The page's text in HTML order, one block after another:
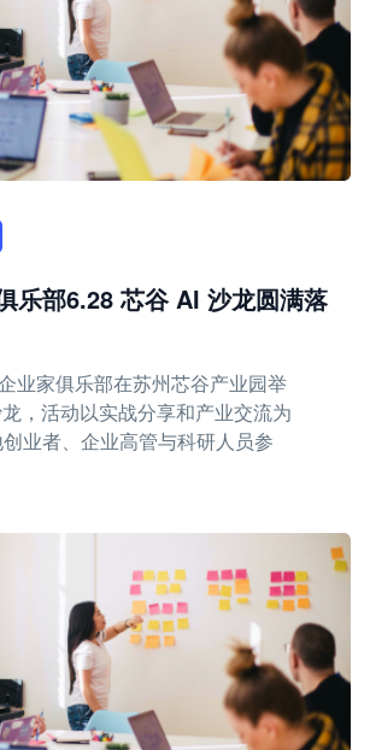
乐部6.28 芯谷 AI 沙龙圆满落
业家俱乐部在苏州芯谷产业园举
，活动以实战分享和产业交流为
业者、企业高管与科研人员参